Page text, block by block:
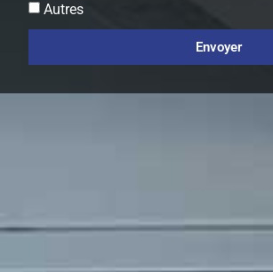
Autres
Envoyer